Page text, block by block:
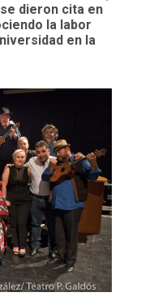
dieron cita en
la labor
en la